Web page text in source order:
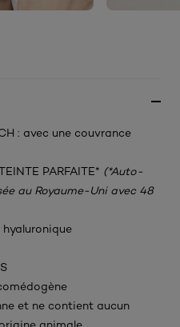
: avec une couvrance
PARFAITE* (*Auto-
au Royaume-Uni avec 48
hyaluronique​
et ne contient aucun